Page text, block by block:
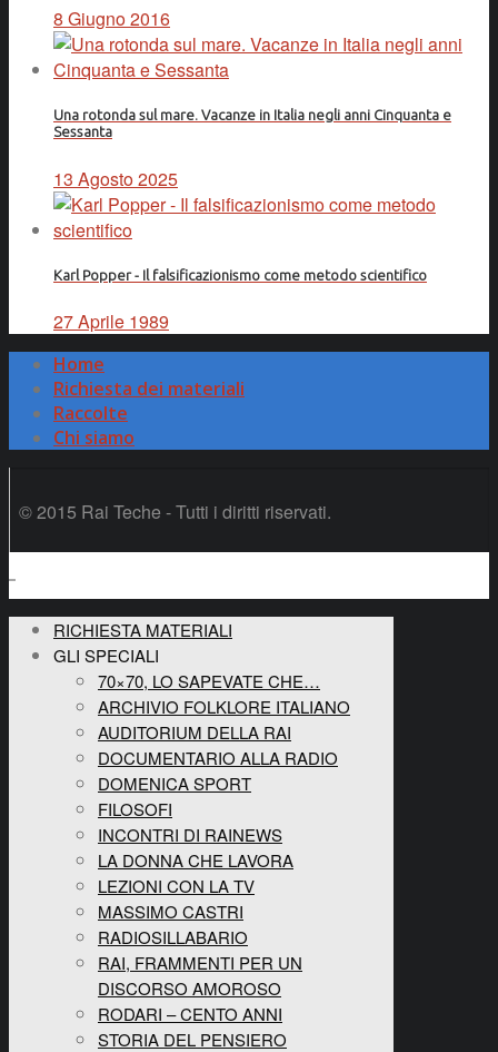
8 Giugno 2016
Una rotonda sul mare. Vacanze in Italia negli anni Cinquanta e
Sessanta
13 Agosto 2025
Karl Popper - Il falsificazionismo come metodo scientifico
27 Aprile 1989
Home
Richiesta dei materiali
Raccolte
Chi siamo
© 2015 Rai Teche - Tutti i diritti riservati.
RICHIESTA MATERIALI
GLI SPECIALI
70×70, LO SAPEVATE CHE…
ARCHIVIO FOLKLORE ITALIANO
AUDITORIUM DELLA RAI
DOCUMENTARIO ALLA RADIO
DOMENICA SPORT
FILOSOFI
INCONTRI DI RAINEWS
LA DONNA CHE LAVORA
LEZIONI CON LA TV
MASSIMO CASTRI
RADIOSILLABARIO
RAI, FRAMMENTI PER UN
DISCORSO AMOROSO
RODARI – CENTO ANNI
STORIA DEL PENSIERO